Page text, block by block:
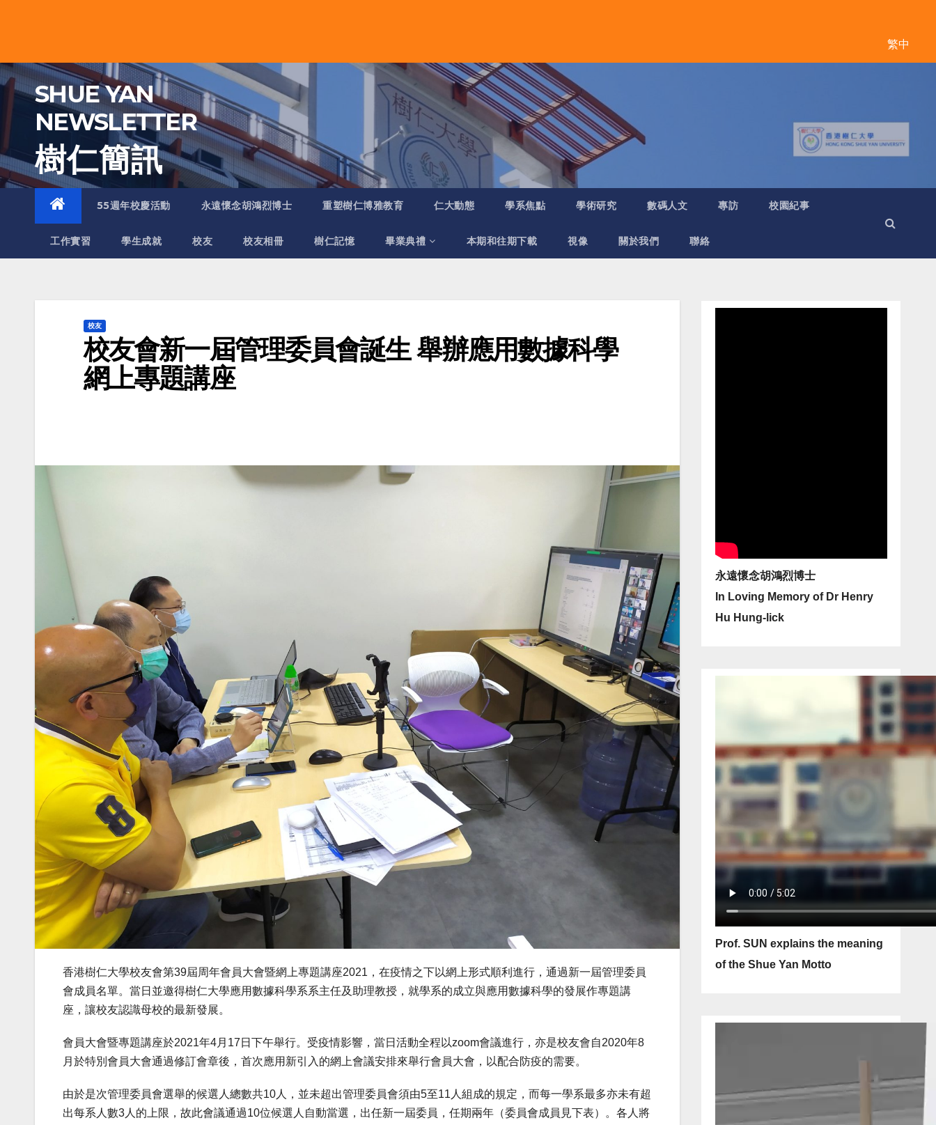
繁中
SHUE YAN
NEWSLETTER
樹 仁 簡 訊
55週年校慶活動 永遠懷念胡鴻烈博士 重塑樹仁博雅教育 仁大動態 學系焦點 學術研究 數碼人文 專訪 校園紀事
工作實習 學生成就 校友 校友相冊 樹仁記憶 畢業典禮 本期和往期下載 視像 關於我們 聯絡
校友
校友會新一屆管理委員會誕生 舉辦應用數據科學
網上專題講座
香港樹仁大學校友會第39屆周年會員大會暨網上專題講座2021，在疫情之下以網上形式順利進行，通過新一屆管理委員
會成員名單。當日並邀得樹仁大學應用數據科學系系主任及助理教授，就學系的成立與應用數據科學的發展作專題講
座，讓校友認識母校的最新發展。
會員大會暨專題講座於2021年4月17日下午舉行。受疫情影響，當日活動全程以zoom會議進行，亦是校友會自2020年8
月於特別會員大會通過修訂會章後，首次應用新引入的網上會議安排來舉行會員大會，以配合防疫的需要。
由於是次管理委員會選舉的候選人總數共10人，並未超出管理委員會須由5至11人組成的規定，而每一學系最多亦未有超
出每系人數3人的上限，故此會議通過10位候選人自動當選，出任新一屆委員，任期兩年（委員會成員見下表）。各人將
永遠懷念胡鴻烈博士
In Loving Memory of Dr Henry
Hu Hung-lick
Prof. SUN explains the meaning
of the Shue Yan Motto